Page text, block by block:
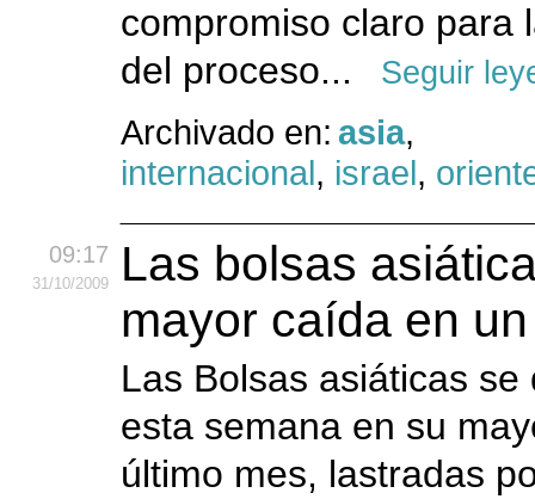
compromiso claro para
del proceso...
Seguir
Archivado en: asia,
internacional, israel,
09:17
31/10/2009
Las bolsas
mayor caída en
Las Bolsas asiáticas se
esta semana en su
último mes, lastradas